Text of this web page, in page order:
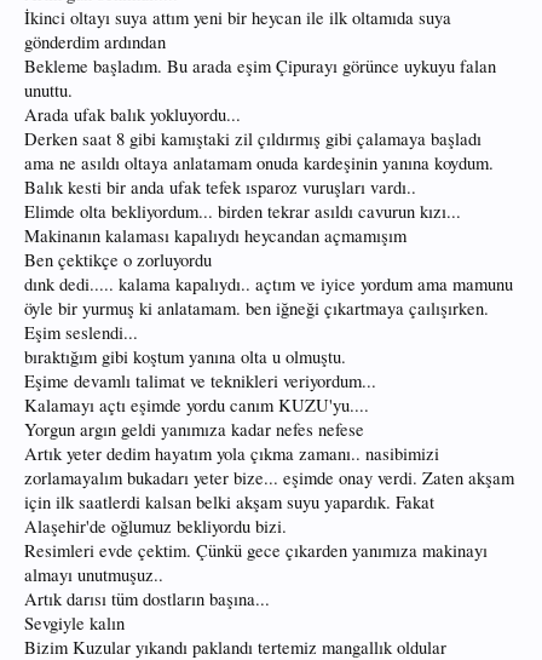
İkinci oltayı suya attım yeni bir heycan ile ilk oltamıda suya
gönderdim ardından
Bekleme başladım. Bu arada eşim Çipurayı görünce uykuyu falan
unuttu.
Arada ufak balık yokluyordu...
Derken saat 8 gibi kamıştaki zil çıldırmış gibi çalamaya başladı
ama ne asıldı oltaya anlatamam onuda kardeşinin yanına koydum.
Balık kesti bir anda ufak tefek ısparoz vuruşları vardı..
Elimde olta bekliyordum... birden tekrar asıldı cavurun kızı...
Makinanın kalaması kapalıydı heycandan açmamışım
Ben çektikçe o zorluyordu
dınk dedi..... kalama kapalıydı.. açtım ve iyice yordum ama mamunu
öyle bir yurmuş ki anlatamam. ben iğneği çıkartmaya çaılışırken.
Eşim seslendi...
bıraktığım gibi koştum yanına olta u olmuştu.
Eşime devamlı talimat ve teknikleri veriyordum...
Kalamayı açtı eşimde yordu canım KUZU'yu....
Yorgun argın geldi yanımıza kadar nefes nefese
Artık yeter dedim hayatım yola çıkma zamanı.. nasibimizi
zorlamayalım bukadarı yeter bize... eşimde onay verdi. Zaten akşam
için ilk saatlerdi kalsan belki akşam suyu yapardık. Fakat
Alaşehir'de oğlumuz bekliyordu bizi.
Resimleri evde çektim. Çünkü gece çıkarden yanımıza makinayı
almayı unutmuşuz..
Artık darısı tüm dostların başına...
Sevgiyle kalın
Bizim Kuzular yıkandı paklandı tertemiz mangallık oldular